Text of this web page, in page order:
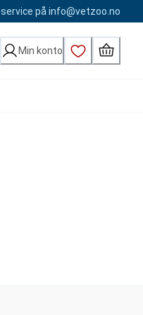
på info@vetzoo.no
Min konto